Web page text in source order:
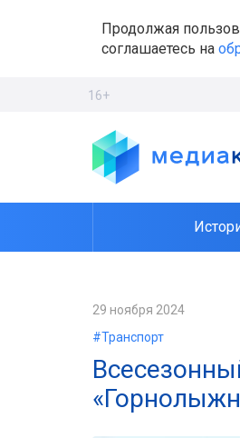
Продолжая
соглашаетесь на
16+
29 ноября 2024
#Транспорт